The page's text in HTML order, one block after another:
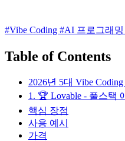
#Vibe Coding #AI 프로그래밍
Table of Contents
2026년 5대 Vibe
1. 🏆 Lovable - 풀스택
핵심 장점
사용 예시
가격